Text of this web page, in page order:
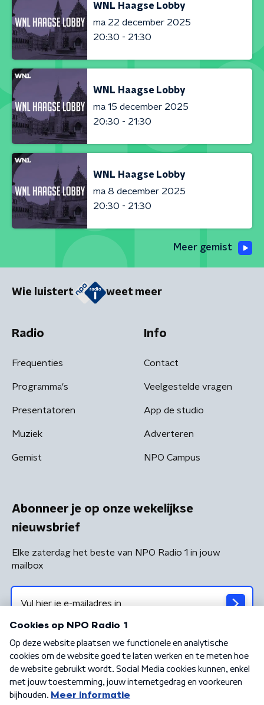
WNL Haagse Lobby
ma 22 december 2025
20:30 - 21:30
WNL Haagse Lobby
ma 15 december 2025
20:30 - 21:30
WNL Haagse Lobby
ma 8 december 2025
20:30 - 21:30
Meer gemist
Wie luistert weet meer
Radio
Frequenties
Programma's
Presentatoren
Muziek
Gemist
Info
Contact
Veelgestelde vragen
App de studio
Adverteren
NPO Campus
Abonneer je op onze wekelijkse
nieuwsbrief
Elke zaterdag het beste van NPO Radio 1 in jouw
mailbox
Algemene voorwaarden